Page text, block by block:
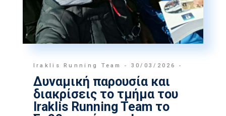
Iraklis Running Team 30/03/2026
Δυναμική παρουσία και
διακρίσεις το τμήμα του
Iraklis Running Team το